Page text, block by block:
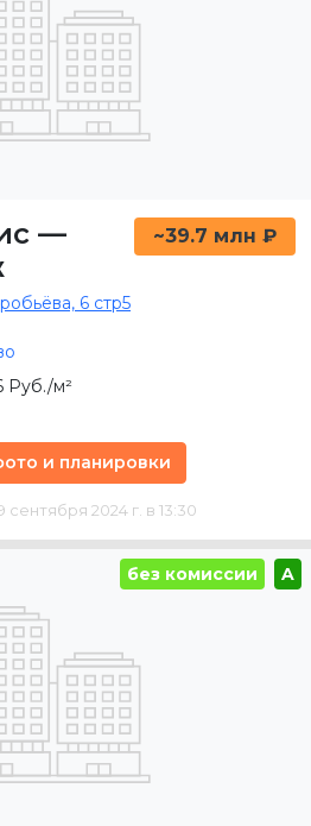
—
~39.7 млн ₽
6 стр5
Руб./м²
и планировки
2024 г. в 13:30
без комиссии A